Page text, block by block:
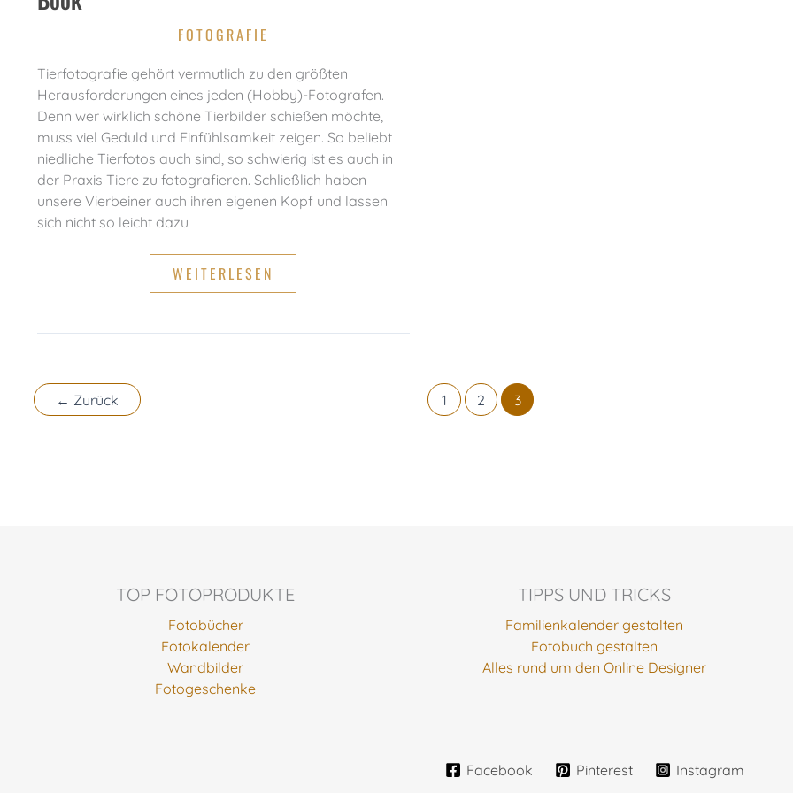
FOTOGRAFIE
Tierfotografie gehört vermutlich zu den größten
Herausforderungen eines jeden (Hobby)-Fotografen.
Denn wer wirklich schöne Tierbilder schießen möchte,
muss viel Geduld und Einfühlsamkeit zeigen. So beliebt
niedliche Tierfotos auch sind, so schwierig ist es auch in
der Praxis Tiere zu fotografieren. Schließlich haben
unsere Vierbeiner auch ihren eigenen Kopf und lassen
sich nicht so leicht dazu
GRUNDLAGEN
DER
E-
WEITERLESEN
← Zurück 1 2 3
TOP FOTOPRODUKTE
Fotobücher
Fotokalender
Wandbilder
Fotogeschenke
TIPPS UND TRICKS
Familienkalender gestalten
Fotobuch gestalten
Alles rund um den Online Designer
Facebook Pinterest Instagram